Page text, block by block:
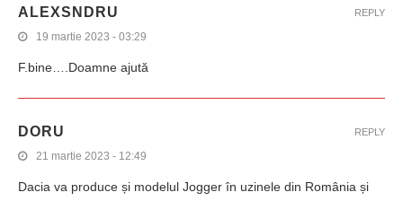
ALEXSNDRU
19 martie 2023 - 03:29
F.bine….Doamne ajută
REPLY
DORU
21 martie 2023 - 12:49
Dacia va produce și modelul Jogger în uzinele din România și
REPLY